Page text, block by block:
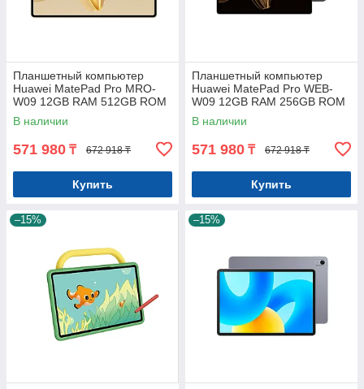
Планшетный компьютер
Huawei MatePad Pro MRO-
W09 12GB RAM 512GB ROM
Premium Gold
В наличии
571 980 ₸ 672 918 ₸
Купить
Планшетный компьютер
Huawei MatePad Pro WEB-
W09 12GB RAM 256GB ROM
Black
В наличии
571 980 ₸ 672 918 ₸
Купить
–15% –15%